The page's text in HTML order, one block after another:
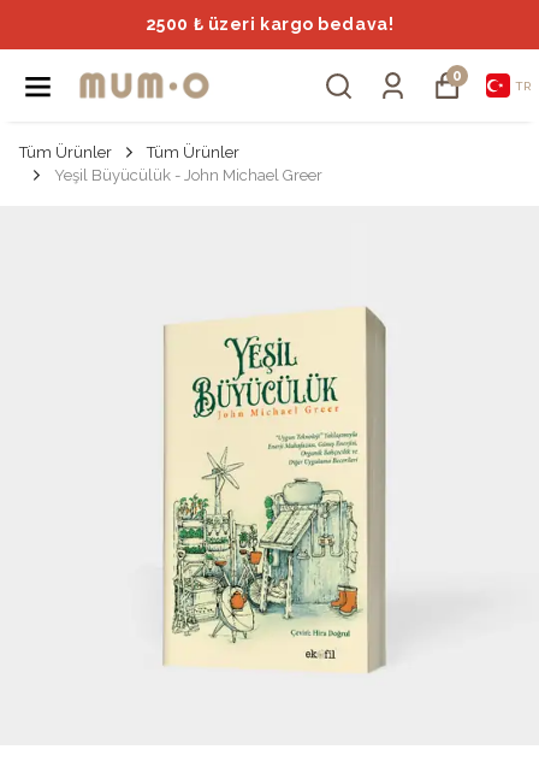
2500 ₺ üzeri kargo bedava!
0
TR
Tüm Ürünler
Tüm Ürünler
Yeşil Büyücülük - John Michael Greer